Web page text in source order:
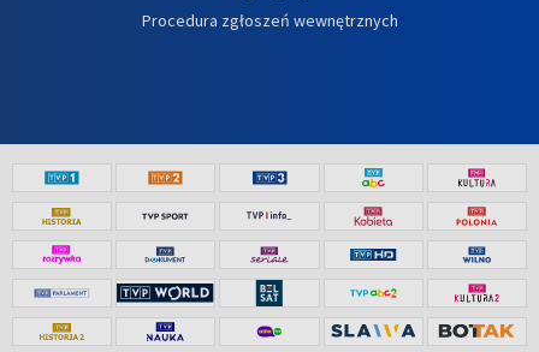
Procedura zgłoszeń wewnętrznych